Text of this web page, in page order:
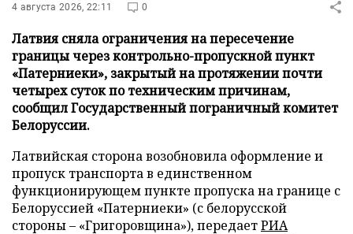
4 августа 2026, 22:11 0
Латвия сняла ограничения на пересечение
границы через контрольно-пропускной пункт
«Патерниеки», закрытый на протяжении почти
четырех суток по техническим причинам,
сообщил Государственный пограничный комитет
Белоруссии.
Латвийская сторона возобновила оформление и
пропуск транспорта в единственном
функционирующем пункте пропуска на границе с
Белоруссией «Патерниеки» (с белорусской
стороны – «Григоровщина»), передаетРИА